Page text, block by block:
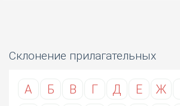
Склонение прилагательных
А Б В Г Д Е Ж